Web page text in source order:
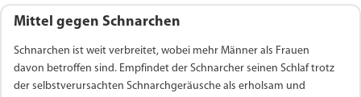
Mittel gegen Schnarchen
Schnarchen ist weit verbreitet, wobei mehr Männer als Frauen
davon betroffen sind. Empfindet der Schnarcher seinen Schlaf trotz
der selbstverursachten Schnarchgeräusche als erholsam und